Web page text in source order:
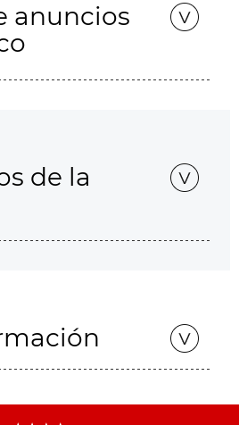
anuncios
de la